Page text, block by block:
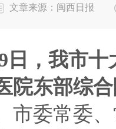
文章来源：闽西日报
日，我市
院东部综
市委常委